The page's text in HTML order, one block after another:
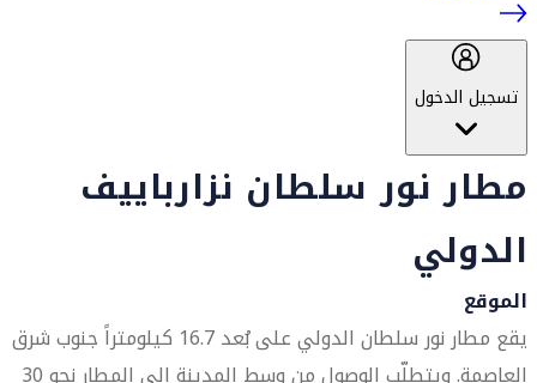
تسجيل الدخول
مطار نور سلطان نزارباييف
الدولي
الموقع
يقع مطار نور سلطان الدولي على بُعد 16.7 كيلومتراً جنوب شرق
العاصمة. ويتطلّب الوصول من وسط المدينة إلى المطار نحو 30